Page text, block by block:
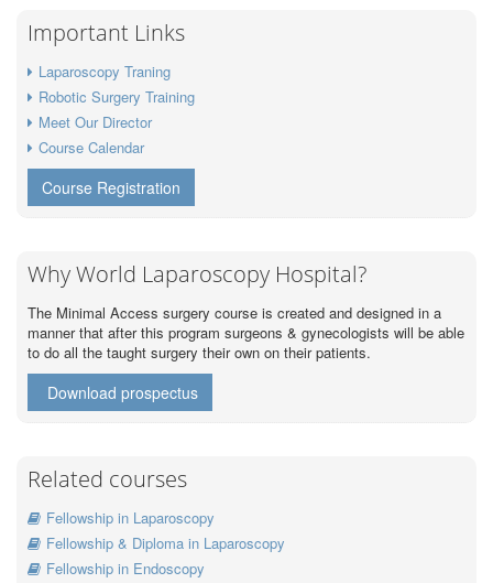
Important Links
Laparoscopy Traning
Robotic Surgery Training
Meet Our Director
Course Calendar
Course Registration
Why World Laparoscopy Hospital?
The Minimal Access surgery course is created and designed in a
manner that after this program surgeons & gynecologists will be able
to do all the taught surgery their own on their patients.
Download prospectus
Related courses
Fellowship in Laparoscopy
Fellowship & Diploma in Laparoscopy
Fellowship in Endoscopy